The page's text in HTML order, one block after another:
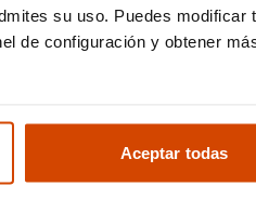
su uso. Puedes modificar
de configuración y obtener
Aceptar todas